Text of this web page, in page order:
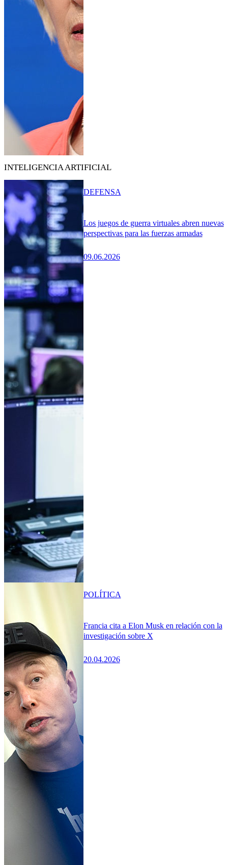
INTELIGENCIA ARTIFICIAL
Los juegos de guerra virtuales abren nuevas
perspectivas para las fuerzas armadas
09.06.2026
DEFENSA
Francia cita a Elon Musk en relación con la
investigación sobre X
20.04.2026
POLÍTICA